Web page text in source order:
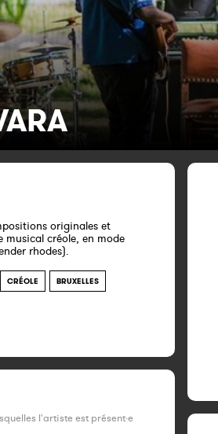
originales et
musical créole, en mode
rhodes).
CRÉOLE BRUXELLES
l'artiste est présent·e